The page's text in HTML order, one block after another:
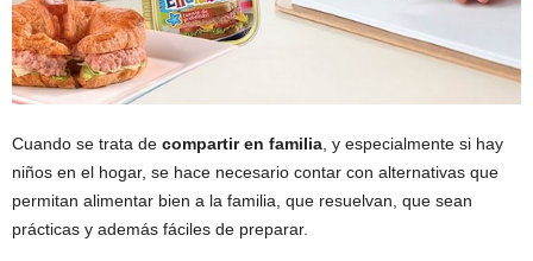
Cuando se trata de compartir en familia, y especialmente si hay
niños en el hogar, se hace necesario contar con alternativas que
permitan alimentar bien a la familia, que resuelvan, que sean
prácticas y además fáciles de preparar.